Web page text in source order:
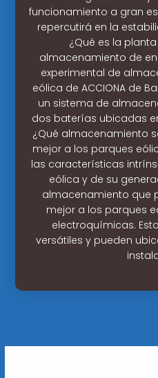
funcionamiento a gran
repercutirá en la
¿Qué es la
almacenamiento de
experimental de
eólica de ACCIONA de
un sistema de
dos baterías ubicadas
¿Qué almacenamiento
mejor a los parques
las características
eólica y de su
almacenamiento que
mejor a los parques
electroquímicas.
versátiles y pueden